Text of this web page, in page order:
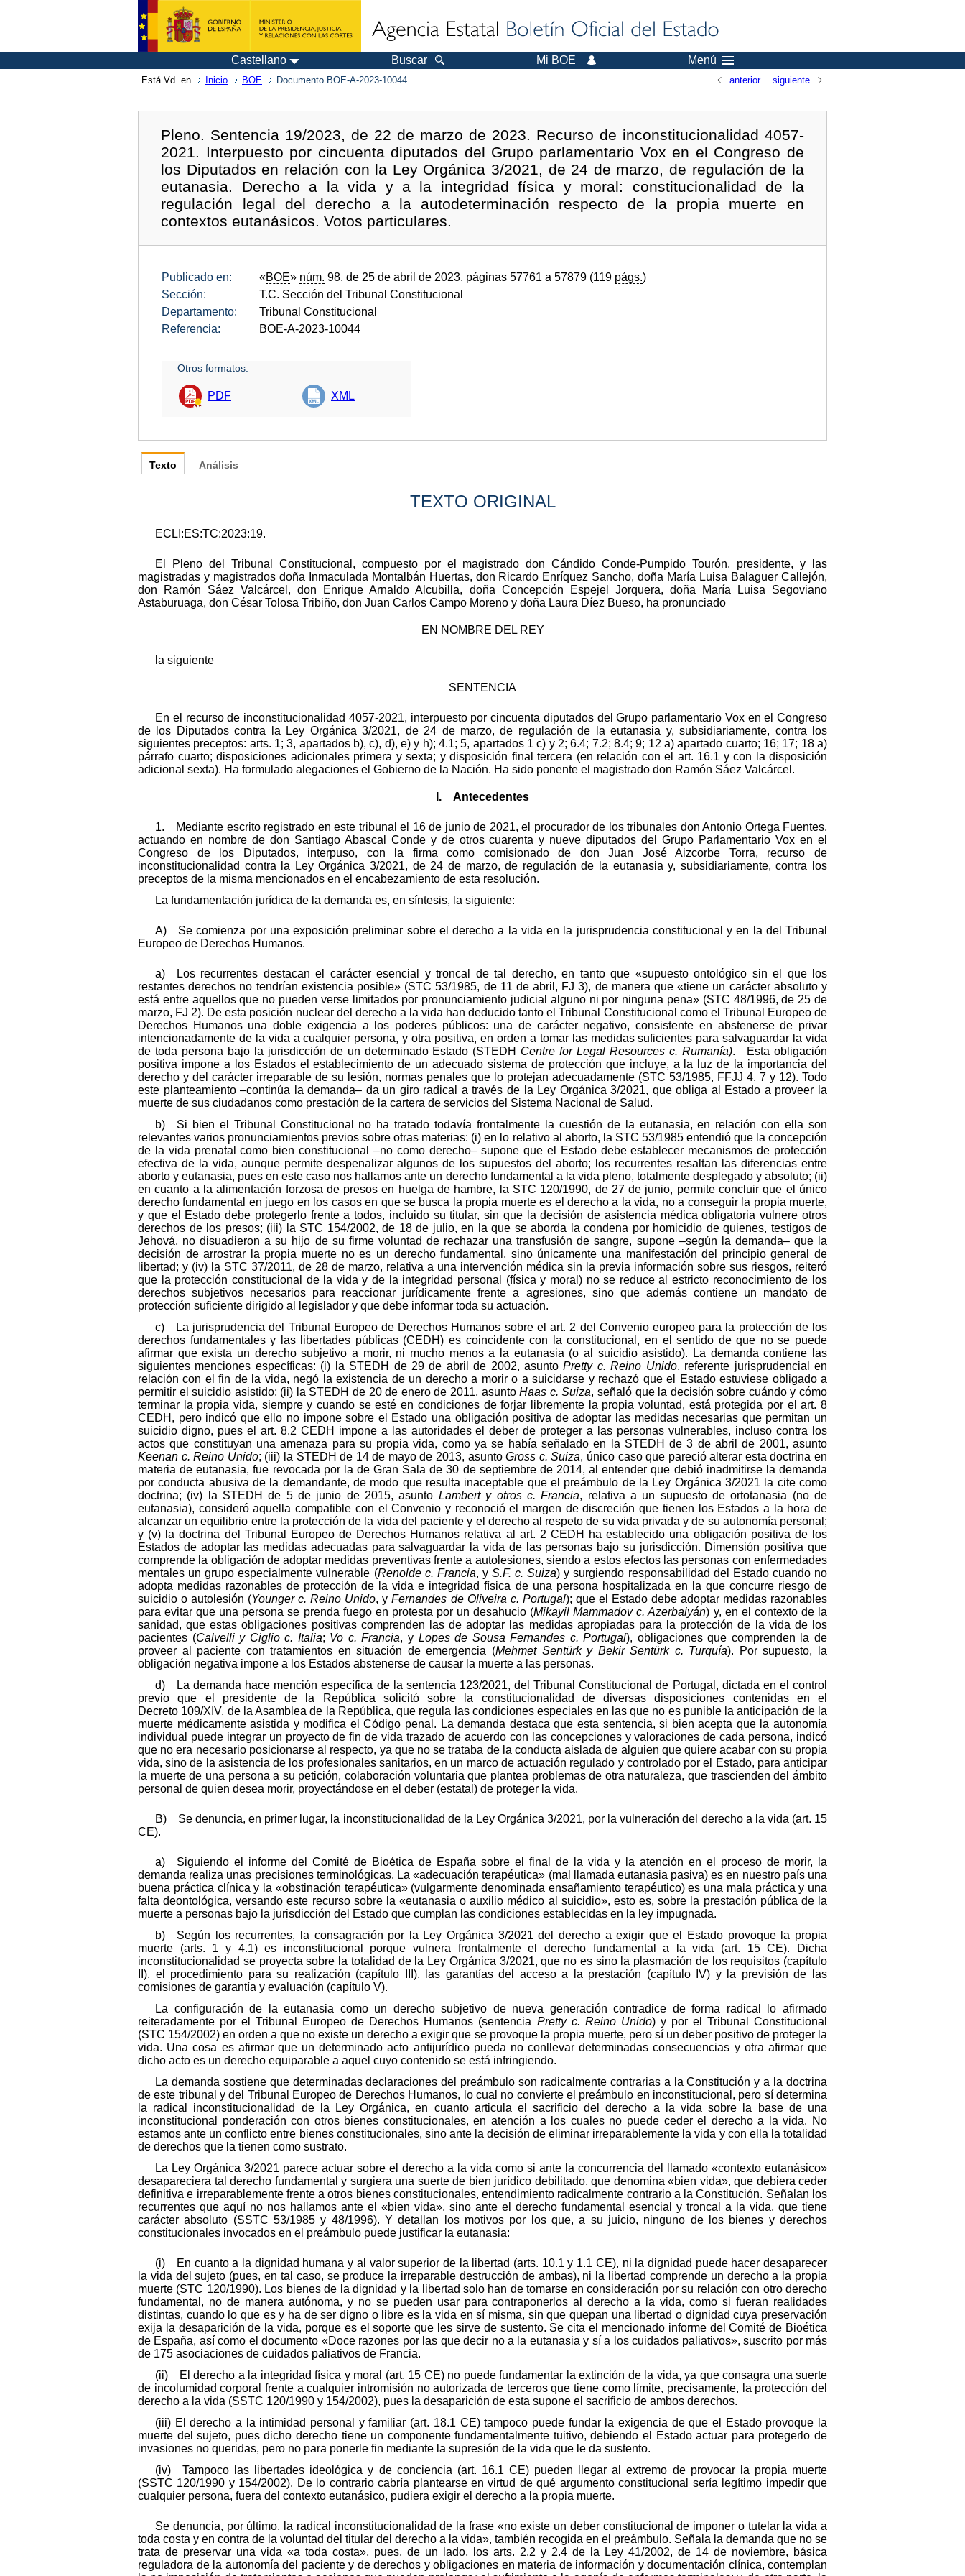
Castellano Buscar Mi BOE Menú
Está Vd. en Inicio BOE Documento BOE-A-2023-10044 anterior siguiente
Pleno. Sentencia 19/2023, de 22 de marzo de 2023. Recurso de inconstitucionalidad 4057-
2021. Interpuesto por cincuenta diputados del Grupo parlamentario Vox en el Congreso de
los Diputados en relación con la Ley Orgánica 3/2021, de 24 de marzo, de regulación de la
eutanasia. Derecho a la vida y a la integridad física y moral: constitucionalidad de la
regulación legal del derecho a la autodeterminación respecto de la propia muerte en
contextos eutanásicos. Votos particulares.
Publicado en: «BOE» núm. 98, de 25 de abril de 2023, páginas 57761 a 57879 (119 págs.)
Sección:
T.C. Sección del Tribunal Constitucional
Departamento:
Tribunal Constitucional
Referencia:
BOE-A-2023-10044
Otros formatos:
PDF XML
Texto
TEXTO ORIGINAL
ECLI:ES:TC:2023:19.
El Pleno del Tribunal Constitucional, compuesto por el magistrado don Cándido Conde-Pumpido Tourón, presidente, y las
magistradas y magistrados doña Inmaculada Montalbán Huertas, don Ricardo Enríquez Sancho, doña María Luisa Balaguer Callejón,
don Ramón Sáez Valcárcel, don Enrique Arnaldo Alcubilla, doña Concepción Espejel Jorquera, doña María Luisa Segoviano
Astaburuaga, don César Tolosa Tribiño, don Juan Carlos Campo Moreno y doña Laura Díez Bueso, ha pronunciado
EN NOMBRE DEL REY
la siguiente
SENTENCIA
En el recurso de inconstitucionalidad 4057-2021, interpuesto por cincuenta diputados del Grupo parlamentario Vox en el Congreso
de los Diputados contra la Ley Orgánica 3/2021, de 24 de marzo, de regulación de la eutanasia y, subsidiariamente, contra los
siguientes preceptos: arts. 1; 3, apartados b), c), d), e) y h); 4.1; 5, apartados 1 c) y 2; 6.4; 7.2; 8.4; 9; 12 a) apartado cuarto; 16; 17; 18 a)
párrafo cuarto; disposiciones adicionales primera y sexta; y disposición final tercera (en relación con el art. 16.1 y con la disposición
adicional sexta). Ha formulado alegaciones el Gobierno de la Nación. Ha sido ponente el magistrado don Ramón Sáez Valcárcel.
I. Antecedentes
1. Mediante escrito registrado en este tribunal el 16 de junio de 2021, el procurador de los tribunales don Antonio Ortega Fuentes,
actuando en nombre de don Santiago Abascal Conde y de otros cuarenta y nueve diputados del Grupo Parlamentario Vox en el
Congreso de los Diputados, interpuso, con la firma como comisionado de don Juan José Aizcorbe Torra, recurso de
inconstitucionalidad contra la Ley Orgánica 3/2021, de 24 de marzo, de regulación de la eutanasia y, subsidiariamente, contra los
preceptos de la misma mencionados en el encabezamiento de esta resolución.
La fundamentación jurídica de la demanda es, en síntesis, la siguiente:
A) Se comienza por una exposición preliminar sobre el derecho a la vida en la jurisprudencia constitucional y en la del Tribunal
Europeo de Derechos Humanos.
a) Los recurrentes destacan el carácter esencial y troncal de tal derecho, en tanto que «supuesto ontológico sin el que los
restantes derechos no tendrían existencia posible» (STC 53/1985, de 11 de abril, FJ 3), de manera que «tiene un carácter absoluto y
está entre aquellos que no pueden verse limitados por pronunciamiento judicial alguno ni por ninguna pena» (STC 48/1996, de 25 de
marzo, FJ 2). De esta posición nuclear del derecho a la vida han deducido tanto el Tribunal Constitucional como el Tribunal Europeo de
Derechos Humanos una doble exigencia a los poderes públicos: una de carácter negativo, consistente en abstenerse de privar
intencionadamente de la vida a cualquier persona, y otra positiva, en orden a tomar las medidas suficientes para salvaguardar la vida
de toda persona bajo la jurisdicción de un determinado Estado (STEDH Centre for Legal Resources c. Rumanía). Esta obligación
positiva impone a los Estados el establecimiento de un adecuado sistema de protección que incluye, a la luz de la importancia del
derecho y del carácter irreparable de su lesión, normas penales que lo protejan adecuadamente (STC 53/1985, FFJJ 4, 7 y 12). Todo
este planteamiento –continúa la demanda– da un giro radical a través de la Ley Orgánica 3/2021, que obliga al Estado a proveer la
muerte de sus ciudadanos como prestación de la cartera de servicios del Sistema Nacional de Salud.
b) Si bien el Tribunal Constitucional no ha tratado todavía frontalmente la cuestión de la eutanasia, en relación con ella son
relevantes varios pronunciamientos previos sobre otras materias: (i) en lo relativo al aborto, la STC 53/1985 entendió que la concepción
de la vida prenatal como bien constitucional –no como derecho– supone que el Estado debe establecer mecanismos de protección
efectiva de la vida, aunque permite despenalizar algunos de los supuestos del aborto; los recurrentes resaltan las diferencias entre
aborto y eutanasia, pues en este caso nos hallamos ante un derecho fundamental a la vida pleno, totalmente desplegado y absoluto; (ii)
en cuanto a la alimentación forzosa de presos en huelga de hambre, la STC 120/1990, de 27 de junio, permite concluir que el único
derecho fundamental en juego en los casos en que se busca la propia muerte es el derecho a la vida, no a conseguir la propia muerte,
y que el Estado debe protegerlo frente a todos, incluido su titular, sin que la decisión de asistencia médica obligatoria vulnere otros
derechos de los presos; (iii) la STC 154/2002, de 18 de julio, en la que se aborda la condena por homicidio de quienes, testigos de
Jehová, no disuadieron a su hijo de su firme voluntad de rechazar una transfusión de sangre, supone –según la demanda– que la
decisión de arrostrar la propia muerte no es un derecho fundamental, sino únicamente una manifestación del principio general de
libertad; y (iv) la STC 37/2011, de 28 de marzo, relativa a una intervención médica sin la previa información sobre sus riesgos, reiteró
que la protección constitucional de la vida y de la integridad personal (física y moral) no se reduce al estricto reconocimiento de los
derechos subjetivos necesarios para reaccionar jurídicamente frente a agresiones, sino que además contiene un mandato de
protección suficiente dirigido al legislador y que debe informar toda su actuación.
c) La jurisprudencia del Tribunal Europeo de Derechos Humanos sobre el art. 2 del Convenio europeo para la protección de los
derechos fundamentales y las libertades públicas (CEDH) es coincidente con la constitucional, en el sentido de que no se puede
afirmar que exista un derecho subjetivo a morir, ni mucho menos a la eutanasia (o al suicidio asistido). La demanda contiene las
siguientes menciones específicas: (i) la STEDH de 29 de abril de 2002, asuntoPretty c. Reino Unido, referente jurisprudencial en
relación con el fin de la vida, negó la existencia de un derecho a morir o a suicidarse y rechazó que el Estado estuviese obligado a
permitir el suicidio asistido; (ii) la STEDH de 20 de enero de 2011, asuntoHaas c. Suiza, señaló que la decisión sobre cuándo y cómo
terminar la propia vida, siempre y cuando se esté en condiciones de forjar libremente la propia voluntad, está protegida por el art. 8
CEDH, pero indicó que ello no impone sobre el Estado una obligación positiva de adoptar las medidas necesarias que permitan un
suicidio digno, pues el art. 8.2 CEDH impone a las autoridades el deber de proteger a las personas vulnerables, incluso contra los
actos que constituyan una amenaza para su propia vida, como ya se había señalado en la STEDH de 3 de abril de 2001, asunto
Keenan c. Reino Unido; (iii) la STEDH de 14 de mayo de 2013, asuntoGross c. Suiza, único caso que pareció alterar esta doctrina en
materia de eutanasia, fue revocada por la de Gran Sala de 30 de septiembre de 2014, al entender que debió inadmitirse la demanda
por conducta abusiva de la demandante, de modo que resulta inaceptable que el preámbulo de la Ley Orgánica 3/2021 la cite como
doctrina; (iv) la STEDH de 5 de junio de 2015, asunto Lambert y otros c. Francia, relativa a un supuesto de ortotanasia (no de
eutanasia), consideró aquella compatible con el Convenio y reconoció el margen de discreción que tienen los Estados a la hora de
alcanzar un equilibrio entre la protección de la vida del paciente y el derecho al respeto de su vida privada y de su autonomía personal;
y (v) la doctrina del Tribunal Europeo de Derechos Humanos relativa al art. 2 CEDH ha establecido una obligación positiva de los
Estados de adoptar las medidas adecuadas para salvaguardar la vida de las personas bajo su jurisdicción. Dimensión positiva que
comprende la obligación de adoptar medidas preventivas frente a autolesiones, siendo a estos efectos las personas con enfermedades
mentales un grupo especialmente vulnerable (Renolde c. Francia, yS.F. c. Suiza) y surgiendo responsabilidad del Estado cuando no
adopta medidas razonables de protección de la vida e integridad física de una persona hospitalizada en la que concurre riesgo de
suicidio o autolesión (Younger c. Reino Unido, yFernandes de Oliveira c. Portugal); que el Estado debe adoptar medidas razonables
para evitar que una persona se prenda fuego en protesta por un desahucio (Mikayil Mammadov c. Azerbaiyán) y, en el contexto de la
sanidad, que estas obligaciones positivas comprenden las de adoptar las medidas apropiadas para la protección de la vida de los
pacientes (Calvelli y Ciglio c. Italia; Vo c. Francia, y Lopes de Sousa Fernandes c. Portugal), obligaciones que comprenden la de
proveer al paciente con tratamientos en situación de emergencia (Mehmet Sentürk y Bekir Sentürk c. Turquía). Por supuesto, la
obligación negativa impone a los Estados abstenerse de causar la muerte a las personas.
d) La demanda hace mención específica de la sentencia 123/2021, del Tribunal Constitucional de Portugal, dictada en el control
previo que el presidente de la República solicitó sobre la constitucionalidad de diversas disposiciones contenidas en el
Decreto 109/XIV, de la Asamblea de la República, que regula las condiciones especiales en las que no es punible la anticipación de la
muerte médicamente asistida y modifica el Código penal. La demanda destaca que esta sentencia, si bien acepta que la autonomía
individual puede integrar un proyecto de fin de vida trazado de acuerdo con las concepciones y valoraciones de cada persona, indicó
que no era necesario posicionarse al respecto, ya que no se trataba de la conducta aislada de alguien que quiere acabar con su propia
vida, sino de la asistencia de los profesionales sanitarios, en un marco de actuación regulado y controlado por el Estado, para anticipar
la muerte de una persona a su petición, colaboración voluntaria que plantea problemas de otra naturaleza, que trascienden del ámbito
personal de quien desea morir, proyectándose en el deber (estatal) de proteger la vida.
B) Se denuncia, en primer lugar, la inconstitucionalidad de la Ley Orgánica 3/2021, por la vulneración del derecho a la vida (art. 15
CE).
a) Siguiendo el informe del Comité de Bioética de España sobre el final de la vida y la atención en el proceso de morir, la
demanda realiza unas precisiones terminológicas. La «adecuación terapéutica» (mal llamada eutanasia pasiva) es en nuestro país una
buena práctica clínica y la «obstinación terapéutica» (vulgarmente denominada ensañamiento terapéutico) es una mala práctica y una
falta deontológica, versando este recurso sobre la «eutanasia o auxilio médico al suicidio», esto es, sobre la prestación pública de la
muerte a personas bajo la jurisdicción del Estado que cumplan las condiciones establecidas en la ley impugnada.
b) Según los recurrentes, la consagración por la Ley Orgánica 3/2021 del derecho a exigir que el Estado provoque la propia
muerte (arts. 1 y 4.1) es inconstitucional porque vulnera frontalmente el derecho fundamental a la vida (art. 15 CE). Dicha
inconstitucionalidad se proyecta sobre la totalidad de la Ley Orgánica 3/2021, que no es sino la plasmación de los requisitos (capítulo
II), el procedimiento para su realización (capítulo III), las garantías del acceso a la prestación (capítulo IV) y la previsión de las
comisiones de garantía y evaluación (capítulo V).
La configuración de la eutanasia como un derecho subjetivo de nueva generación contradice de forma radical lo afirmado
reiteradamente por el Tribunal Europeo de Derechos Humanos (sentencia Pretty c. Reino Unido) y por el Tribunal Constitucional
(STC 154/2002) en orden a que no existe un derecho a exigir que se provoque la propia muerte, pero sí un deber positivo de proteger la
vida. Una cosa es afirmar que un determinado acto antijurídico pueda no conllevar determinadas consecuencias y otra afirmar que
dicho acto es un derecho equiparable a aquel cuyo contenido se está infringiendo.
La demanda sostiene que determinadas declaraciones del preámbulo son radicalmente contrarias a la Constitución y a la doctrina
de este tribunal y del Tribunal Europeo de Derechos Humanos, lo cual no convierte el preámbulo en inconstitucional, pero sí determina
la radical inconstitucionalidad de la Ley Orgánica, en cuanto articula el sacrificio del derecho a la vida sobre la base de una
inconstitucional ponderación con otros bienes constitucionales, en atención a los cuales no puede ceder el derecho a la vida. No
estamos ante un conflicto entre bienes constitucionales, sino ante la decisión de eliminar irreparablemente la vida y con ella la totalidad
de derechos que la tienen como sustrato.
La Ley Orgánica 3/2021 parece actuar sobre el derecho a la vida como si ante la concurrencia del llamado «contexto eutanásico»
desapareciera tal derecho fundamental y surgiera una suerte de bien jurídico debilitado, que denomina «bien vida», que debiera ceder
definitiva e irreparablemente frente a otros bienes constitucionales, entendimiento radicalmente contrario a la Constitución. Señalan los
recurrentes que aquí no nos hallamos ante el «bien vida», sino ante el derecho fundamental esencial y troncal a la vida, que tiene
carácter absoluto (SSTC 53/1985 y 48/1996). Y detallan los motivos por los que, a su juicio, ninguno de los bienes y derechos
constitucionales invocados en el preámbulo puede justificar la eutanasia:
(i) En cuanto a la dignidad humana y al valor superior de la libertad (arts. 10.1 y 1.1 CE), ni la dignidad puede hacer desaparecer
la vida del sujeto (pues, en tal caso, se produce la irreparable destrucción de ambas), ni la libertad comprende un derecho a la propia
muerte (STC 120/1990). Los bienes de la dignidad y la libertad solo han de tomarse en consideración por su relación con otro derecho
fundamental, no de manera autónoma, y no se pueden usar para contraponerlos al derecho a la vida, como si fueran realidades
distintas, cuando lo que es y ha de ser digno o libre es la vida en sí misma, sin que quepan una libertad o dignidad cuya preservación
exija la desaparición de la vida, porque es el soporte que les sirve de sustento. Se cita el mencionado informe del Comité de Bioética
de España, así como el documento «Doce razones por las que decir no a la eutanasia y sí a los cuidados paliativos», suscrito por más
de 175 asociaciones de cuidados paliativos de Francia.
(ii) El derecho a la integridad física y moral (art. 15 CE) no puede fundamentar la extinción de la vida, ya que consagra una suerte
de incolumidad corporal frente a cualquier intromisión no autorizada de terceros que tiene como límite, precisamente, la protección del
derecho a la vida (SSTC 120/1990 y 154/2002), pues la desaparición de esta supone el sacrificio de ambos derechos.
(iii) El derecho a la intimidad personal y familiar (art. 18.1 CE) tampoco puede fundar la exigencia de que el Estado provoque la
muerte del sujeto, pues dicho derecho tiene un componente fundamentalmente tuitivo, debiendo el Estado actuar para protegerlo de
invasiones no queridas, pero no para ponerle fin mediante la supresión de la vida que le da sustento.
(iv) Tampoco las libertades ideológica y de conciencia (art. 16.1 CE) pueden llegar al extremo de provocar la propia muerte
(SSTC 120/1990 y 154/2002). De lo contrario cabría plantearse en virtud de qué argumento constitucional sería legítimo impedir que
cualquier persona, fuera del contexto eutanásico, pudiera exigir el derecho a la propia muerte.
Se denuncia, por último, la radical inconstitucionalidad de la frase «no existe un deber constitucional de imponer o tutelar la vida a
toda costa y en contra de la voluntad del titular del derecho a la vida», también recogida en el preámbulo. Señala la demanda que no se
trata de preservar una vida «a toda costa», pues, de un lado, los arts. 2.2 y 2.4 de la Ley 41/2002, de 14 de noviembre, básica
reguladora de la autonomía del paciente y de derechos y obligaciones en materia de información y documentación clínica, contemplan
Análisis